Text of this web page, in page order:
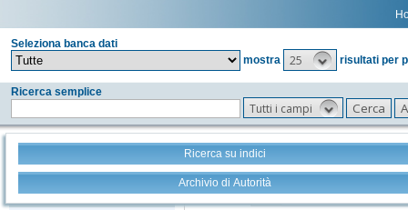
Seleziona banca dati
mostra
25 risultati per
Ricerca semplice
Tutti i campi
Ricerca su indici
Archivio di Autorità
Stampa - Email - Export Tutto +